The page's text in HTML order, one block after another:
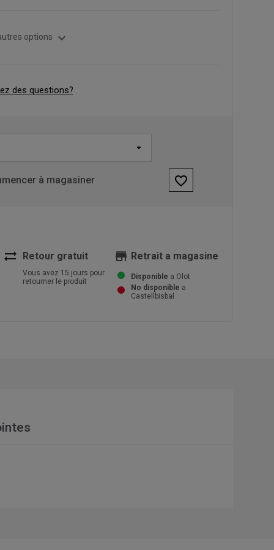
options expand_more
des questions?
à magasiner favorite_border
sync_alt Retour gratuit
Vous avez 15 jours pour
retourner le produit
store Retrait a magasine
Disponible a Olot
No disponible a
Castellbisbal